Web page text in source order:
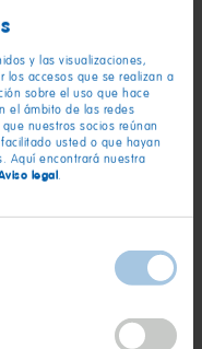
y las visualizaciones,
los accesos que se realizan a
sobre el uso que hace
el ámbito de las redes
nuestros socios reúnan
usted o que hayan
Aquí encontrará nuestra
legal.
más grueso para
lo que tu imaginación
con Haribo!